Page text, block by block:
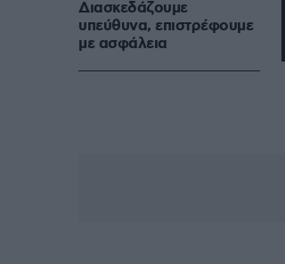
Διασκεδάζουμε
υπεύθυνα, επιστρέφουμε
με ασφάλεια